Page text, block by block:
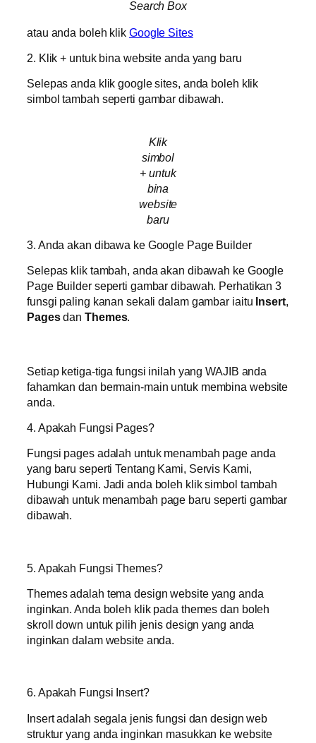
Search Box
atau anda boleh klik Google Sites
2. Klik + untuk bina website anda yang baru
Selepas anda klik google sites, anda boleh klik
simbol tambah seperti gambar dibawah.
Klik
simbol
+ untuk
bina
website
baru
3. Anda akan dibawa ke Google Page Builder
Selepas klik tambah, anda akan dibawah ke Google
Page Builder seperti gambar dibawah. Perhatikan 3
funsgi paling kanan sekali dalam gambar iaitu Insert,
PagesdanThemes.
Setiap ketiga-tiga fungsi inilah yang WAJIB anda
fahamkan dan bermain-main untuk membina website
anda.
4. Apakah Fungsi Pages?
Fungsi pages adalah untuk menambah page anda
yang baru seperti Tentang Kami, Servis Kami,
Hubungi Kami. Jadi anda boleh klik simbol tambah
dibawah untuk menambah page baru seperti gambar
dibawah.
5. Apakah Fungsi Themes?
Themes adalah tema design website yang anda
inginkan. Anda boleh klik pada themes dan boleh
skroll down untuk pilih jenis design yang anda
inginkan dalam website anda.
6. Apakah Fungsi Insert?
Insert adalah segala jenis fungsi dan design web
struktur yang anda inginkan masukkan ke website